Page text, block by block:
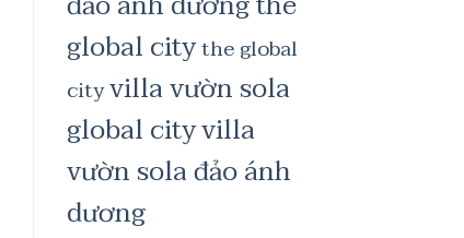
global citythe global
cityvilla vườn sola
global cityvilla
vườn sola đảo ánh
dương